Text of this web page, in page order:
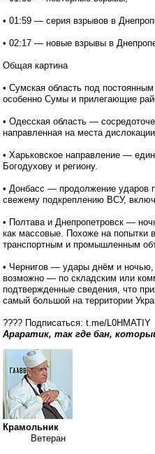
• 01:59 — серия взрывов в
• 02:17 — новые взрывы в
Общая картина
• Сумская область под
особенно Сумы и прилегающие
• Одесская область —
направленная на места
• Харьковское направление —
Богодухову и региону.
• Донбасс — продолжение ударов
свежему подкреплению ВСУ,
• Полтава и Днепропетровск —
как массовые. Похоже на попытки
транспортным и промышленным
• Чернигов — удары днём и ночью,
возможно — по складским или
подтвержденные сведения, что
самый большой на территории
???? Подписаться: t.me/L0HMATIY
Араратик, так где бан,
Крамольник
Ветеран